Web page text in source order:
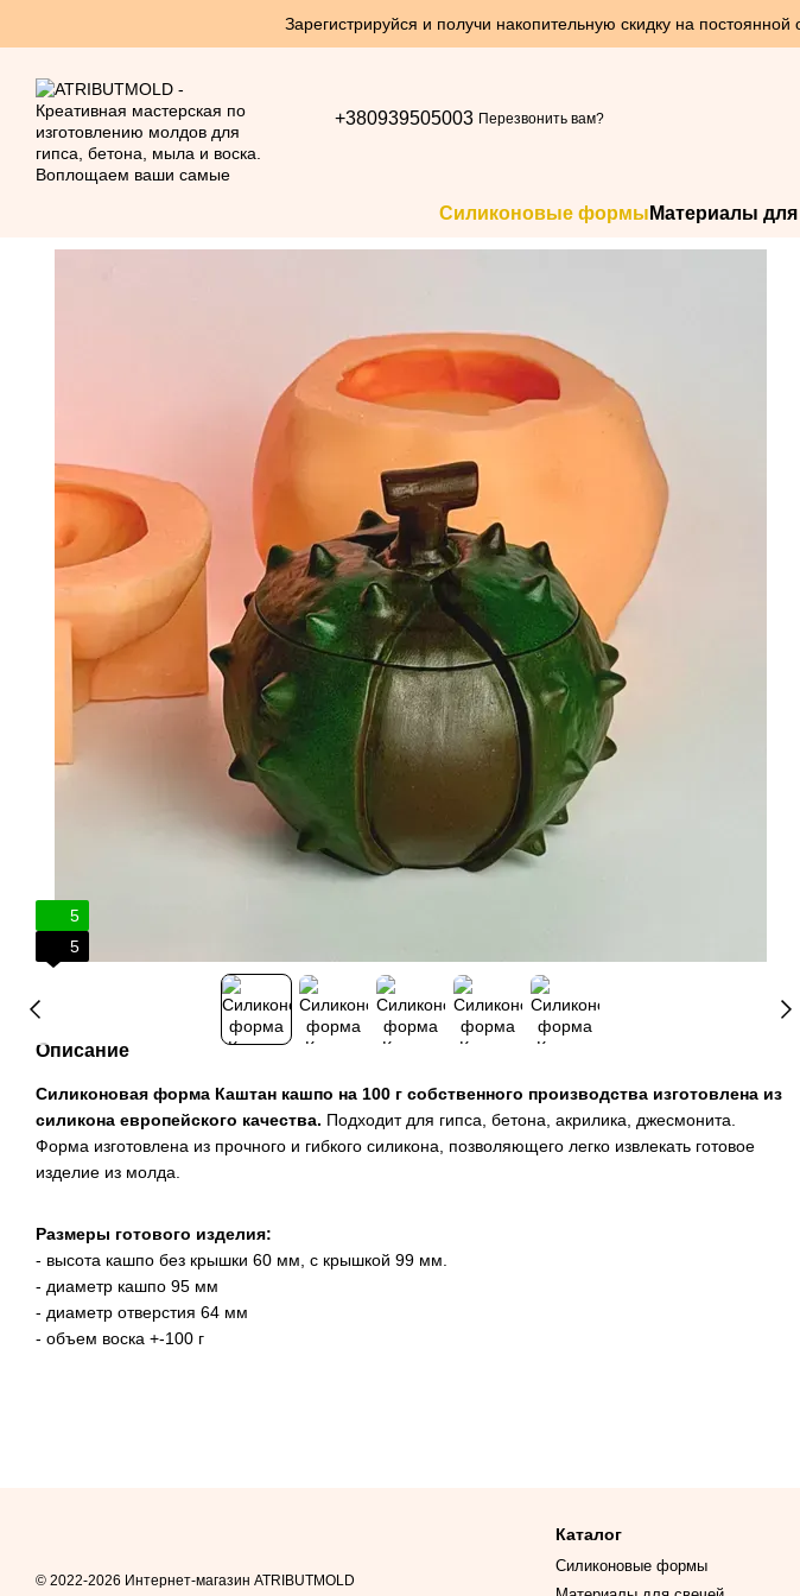
Зарегистрируйся и получи накопительную скидку на
+380939505003 Перезвонить вам?
Силиконовые формы Материалы для
5
5
Описание
Силиконовая форма Каштан кашпо на 100 г собственного производства изготовлена ​​из
силикона европейского качества. Подходит для гипса, бетона, акрилика, джесмонита.
Форма изготовлена ​​из прочного и гибкого силикона, позволяющего легко извлекать готовое
изделие из молда.
Размеры готового изделия:
- высота кашпо без крышки 60 мм, с крышкой 99 мм.
- диаметр кашпо 95 мм
- диаметр отверстия 64 мм
- объем воска +-100 г
© 2022-2026 Интернет-магазин ATRIBUTMOLD
Каталог
Силиконовые формы